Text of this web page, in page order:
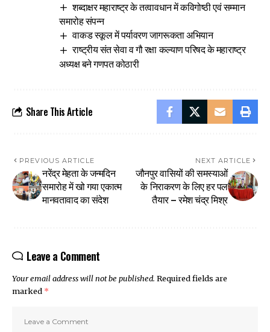
शब्दाक्षर महाराष्ट्र के तत्वावधान में कविगोष्ठी एवं सम्मान
समारोह संपन्न
वाकड स्कूल में पर्यावरण जागरूकता अभियान
राष्ट्रीय संत सेवा व गौ रक्षा कल्याण परिषद के महाराष्ट्र
अध्यक्ष बने गणपत कोठारी
Share This Article
PREVIOUS ARTICLE
नरेंद्र मेहता के जन्मदिन
समारोह में खो गया एकात्म
मानवतावाद का संदेश
NEXT ARTICLE
जौनपुर वासियों की समस्याओं
के निराकरण के लिए हर पल
तैयार – रमेश चंद्र मिश्र
Leave a Comment
Your email address will not be published. Required fields are
marked *